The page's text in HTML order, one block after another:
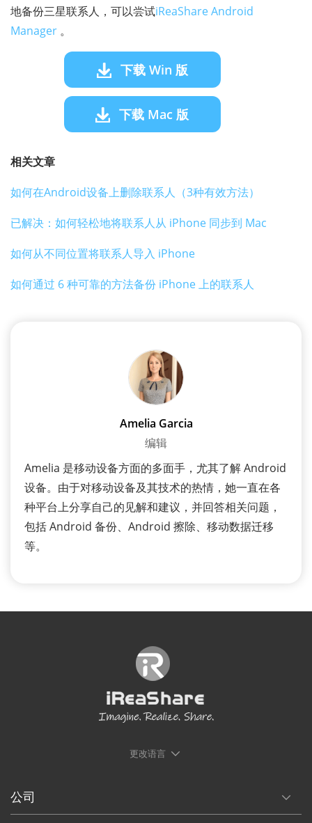
地备份三星联系人，可以尝试iReaShare Android
Manager 。
下载 Win 版
下载 Mac 版
相关文章
如何在Android设备上删除联系人（3种有效方法）
已解决：如何轻松地将联系人从 iPhone 同步到 Mac
如何从不同位置将联系人导入 iPhone
如何通过 6 种可靠的方法备份 iPhone 上的联系人
Amelia Garcia
编辑
Amelia 是移动设备方面的多面手，尤其了解 Android
设备。由于对移动设备及其技术的热情，她一直在各
种平台上分享自己的见解和建议，并回答相关问题，
包括 Android 备份、Android 擦除、移动数据迁移
等。
更改语言
公司